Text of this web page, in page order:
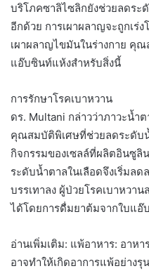
บริโภคซาลิไซลิกยังช่วยลดระ
อีกด้วย การเผาผลาญจะถูกเร่ง
เผาผลาญไขมันในร่างกาย คุ
แอ๊บซินท์แห้งสำหรับสิ่งนี้
การรักษาโรคเบาหวาน
ดร. Multani กล่าวว่าภาวะน้ำ
คุณสมบัติพิเศษที่ช่วยลดระดับน้
กิจกรรมของเซลล์ที่ผลิตอินซูลิ
ระดับน้ำตาลในเลือดจึงเริ่มลด
บรรเทาลง ผู้ป่วยโรคเบาหวา
ได้โดยการดื่มยาต้มจากใบแอ๊
อ่านเพิ่มเติม: แพ้อาหาร: อาห
อาจทำให้เกิดอาการแพ้อย่างรุ